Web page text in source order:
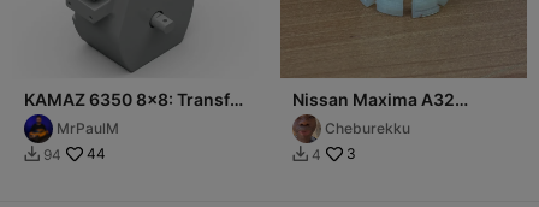
KAMAZ 6350 8x8: Transfer
caseMrPaulM
 94 44
Nissan Maxima A32
Втулка Кулисы КПП
Cheburekku
 4 3